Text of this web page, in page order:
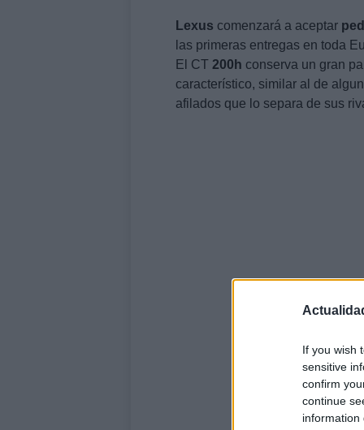
If you wish
sensitive
confirm
continue
information
Lexus comenzará a aceptar
las primeras entregas en toda
El CT 200h conserva un gran
característico, similar al de
afilados que lo separa de sus